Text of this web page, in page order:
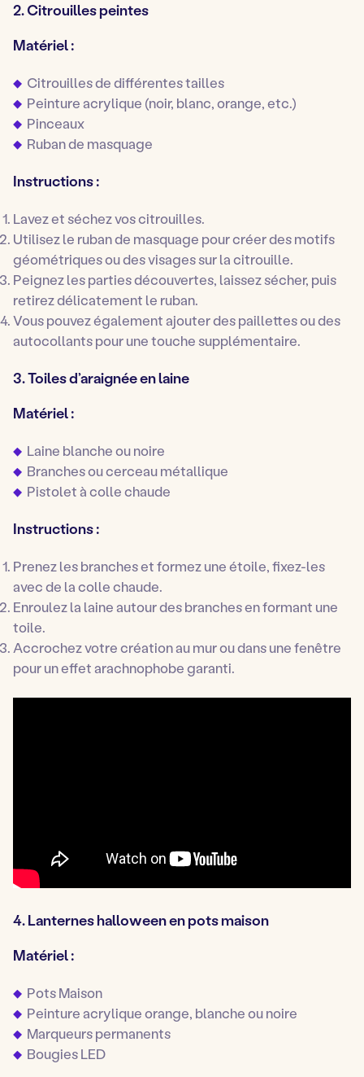
2. Citrouilles peintes
Matériel :
Citrouilles de différentes tailles
Peinture acrylique (noir, blanc, orange, etc.)
Pinceaux
Ruban de masquage
Instructions :
Lavez et séchez vos citrouilles.
Utilisez le ruban de masquage pour créer des motifs
géométriques ou des visages sur la citrouille.
Peignez les parties découvertes, laissez sécher, puis
retirez délicatement le ruban.
Vous pouvez également ajouter des paillettes ou des
autocollants pour une touche supplémentaire.
3. Toiles d’araignée en laine
Matériel :
Laine blanche ou noire
Branches ou cerceau métallique
Pistolet à colle chaude
Instructions :
Prenez les branches et formez une étoile, fixez-les
avec de la colle chaude.
Enroulez la laine autour des branches en formant une
toile.
Accrochez votre création au mur ou dans une fenêtre
pour un effet arachnophobe garanti.
4. Lanternes halloween en pots maison
Matériel :
Pots Maison
Peinture acrylique orange, blanche ou noire
Marqueurs permanents
Bougies LED